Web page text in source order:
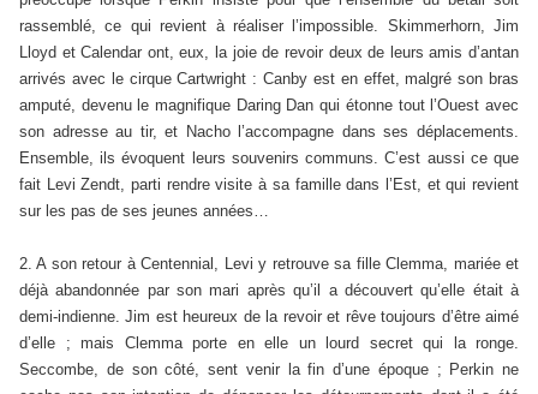
rassemblé, ce qui revient à réaliser l’impossible. Skimmerhorn, Jim
Lloyd et Calendar ont, eux, la joie de revoir deux de leurs amis d’antan
arrivés avec le cirque Cartwright : Canby est en effet, malgré son bras
amputé, devenu le magnifique Daring Dan qui étonne tout l’Ouest avec
son adresse au tir, et Nacho l’accompagne dans ses déplacements.
Ensemble, ils évoquent leurs souvenirs communs. C’est aussi ce que
fait Levi Zendt, parti rendre visite à sa famille dans l’Est, et qui revient
sur les pas de ses jeunes années…
2. A son retour à Centennial, Levi y retrouve sa fille Clemma, mariée et
déjà abandonnée par son mari après qu’il a découvert qu’elle était à
demi-indienne. Jim est heureux de la revoir et rêve toujours d’être aimé
d’elle ; mais Clemma porte en elle un lourd secret qui la ronge.
Seccombe, de son côté, sent venir la fin d’une époque ; Perkin ne